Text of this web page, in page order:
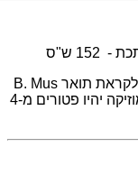
ש"ס
תלמידים הלומדים בתוכנית חד-חוגית לקראת תואר B. Mus
במקביל עם חוג אחר מחוץ לביה"ס למוזיקה יהיו פטורים מ-4